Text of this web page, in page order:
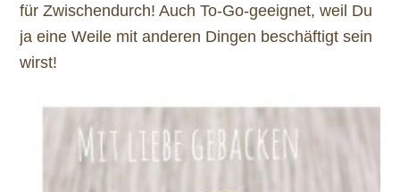
für Zwischendurch! Auch To-Go-geeignet, weil Du
ja eine Weile mit anderen Dingen beschäftigt sein
wirst!